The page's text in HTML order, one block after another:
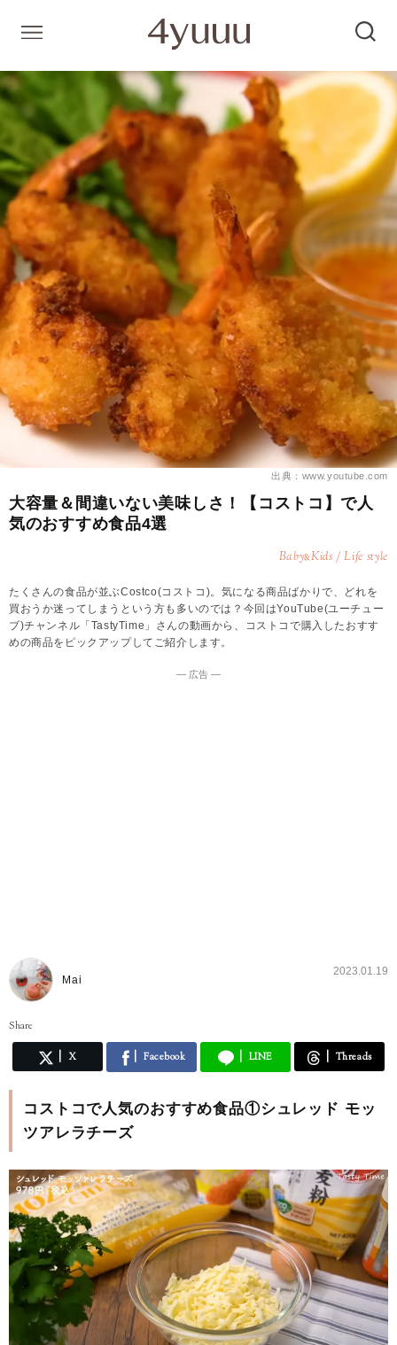
出典：www.youtube.com
大容量＆間違いない美味しさ！【コストコ】で人
気のおすすめ食品4選
Baby&Kids / Life style
たくさんの食品が並ぶCostco(コストコ)。気になる商品ばかりで、どれを
買おうか迷ってしまうという方も多いのでは？今回はYouTube(ユーチュー
ブ)チャンネル「TastyTime」さんの動画から、コストコで購入したおすす
めの商品をピックアップしてご紹介します。
― 広告 ―
Mai
2023.01.19
Share
X Facebook LINE Threads
コストコで人気のおすすめ食品①シュレッド モッ
ツアレラチーズ